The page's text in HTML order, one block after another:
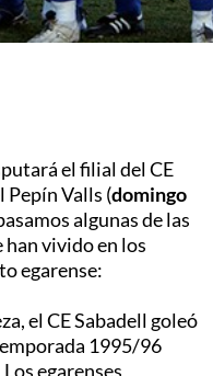
el filial del CE
Pepín Valls (domingo
algunas de las
han vivido en los
egarense:
el CE Sabadell goleó
1995/96
egarenses